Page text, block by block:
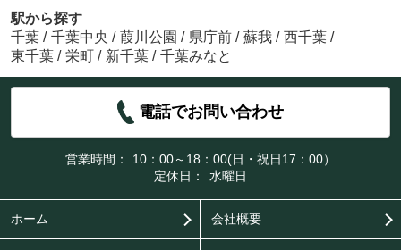
駅から探す
千葉 / 千葉中央 / 葭川公園 / 県庁前 / 蘇我 / 西千葉 /
東千葉 / 栄町 / 新千葉 / 千葉みなと
電話でお問い合わせ
営業時間：
10：00～18：00(日・祝日17：00）
定休日：
水曜日
ホーム 会社概要